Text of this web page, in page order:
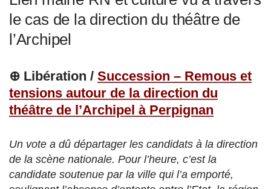
le cas de la direction du théâtre de
l’Archipel
⊕ Libération / Succession – Remous et
tensions autour de la direction du
théâtre de l’Archipel à Perpignan
Un vote a dû départager les candidats à la direction
de la scène nationale. Pour l’heure, c’est la
candidate soutenue par la ville qui l’a emporté,